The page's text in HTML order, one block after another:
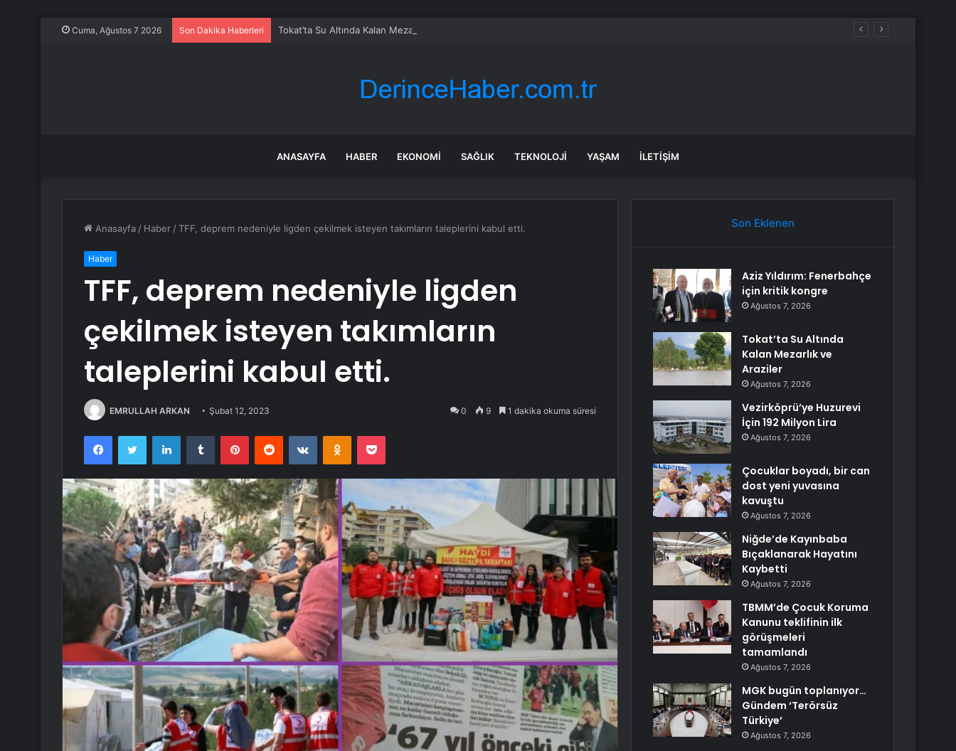
Cuma, Ağustos 7 2026 Son Dakika Haberleri Tokat’ta Su Altında Kalan Mezarlık ve Araziler
ANASAYFA HABER EKONOMI SAĞLIK TEKNOLOJI YAŞAM İLETIŞIM
Anasayfa / Haber /TFF, deprem nedeniyle ligden çekilmek isteyen takımların taleplerini kabul etti.
Haber
TFF, deprem nedeniyle ligden
çekilmek isteyen takımların
taleplerini kabul etti.
EMRULLAH ARKAN Şubat 12, 2023 0 9 1 dakika okuma süresi
FacebookTwitter LinkedInTumblr PinterestReddit VKontakteOdnoklassniki
Pocket
Son Eklenen
Aziz Yıldırım: Fenerbahçe
için kritik kongre
Ağustos 7, 2026
Tokat’ta Su Altında
Kalan Mezarlık ve
Araziler
Ağustos 7, 2026
Vezirköprü’ye Huzurevi
İçin 192 Milyon Lira
Ağustos 7, 2026
Çocuklar boyadı, bir can
dost yeni yuvasına
kavuştu
Ağustos 7, 2026
Niğde’de Kayınbaba
Bıçaklanarak Hayatını
Kaybetti
Ağustos 7, 2026
TBMM’de Çocuk Koruma
Kanunu teklifinin ilk
görüşmeleri
tamamlandı
Ağustos 7, 2026
MGK bugün toplanıyor…
Gündem ‘Terörsüz
Türkiye’
Ağustos 7, 2026